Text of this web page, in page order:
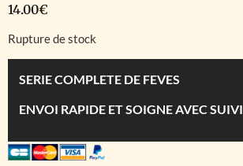
14.00€
Rupture de stock
SERIE COMPLETE DE FEVES
ENVOI RAPIDE ET SOIGNE AVEC SUIVI